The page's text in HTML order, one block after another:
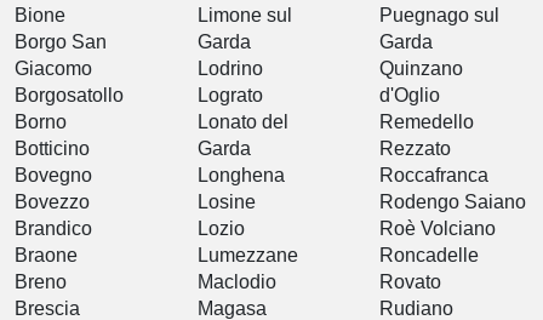
Bione
Borgo San
Giacomo
Borgosatollo
Borno
Botticino
Bovegno
Bovezzo
Brandico
Braone
Breno
Brescia
Limone sul
Garda
Lodrino
Lograto
Lonato del
Garda
Longhena
Losine
Lozio
Lumezzane
Maclodio
Magasa
Puegnago sul
Garda
Quinzano
d'Oglio
Remedello
Rezzato
Roccafranca
Rodengo Saiano
Roè Volciano
Roncadelle
Rovato
Rudiano